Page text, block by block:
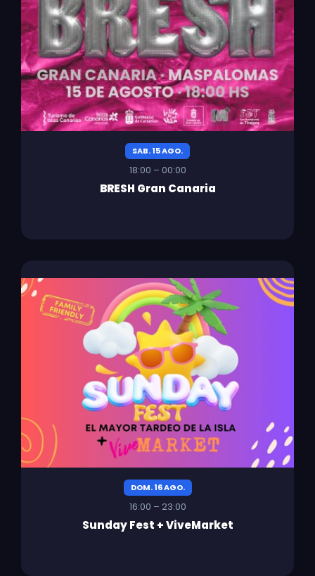
SAB. 15 AGO.
18:00 – 00:00
BRESH Gran Canaria
DOM. 16 AGO.
16:00 – 23:00
Sunday Fest + ViveMarket